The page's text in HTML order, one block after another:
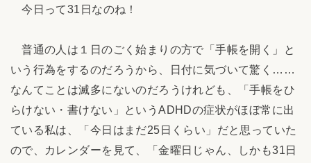
今日って31日なのね！
普通の人は１日のごく始まりの方で「手帳を開く」と
いう行為をするのだろうから、日付に気づいて驚く……
なんてことは滅多にないのだろうけれども、「手帳をひ
らけない・書けない」というADHDの症状がほぼ常に出
ている私は、「今日はまだ25日くらい」だと思っていた
ので、カレンダーを見て、「金曜日じゃん、しかも31日